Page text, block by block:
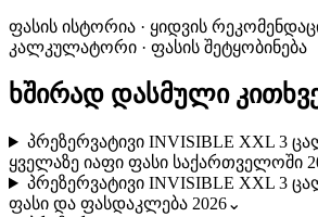
ფასის ისტორია · ყიდვის
კალკულატორი · ფასის შეტყობინება
ხშირად დასმული
პრეზერვატივი INVISIBLE XXL 3
ყველაზე იაფი ფასი საქართველოში
პრეზერვატივი INVISIBLE XXL 3
ფასი და ფასდაკლება 2026⌄